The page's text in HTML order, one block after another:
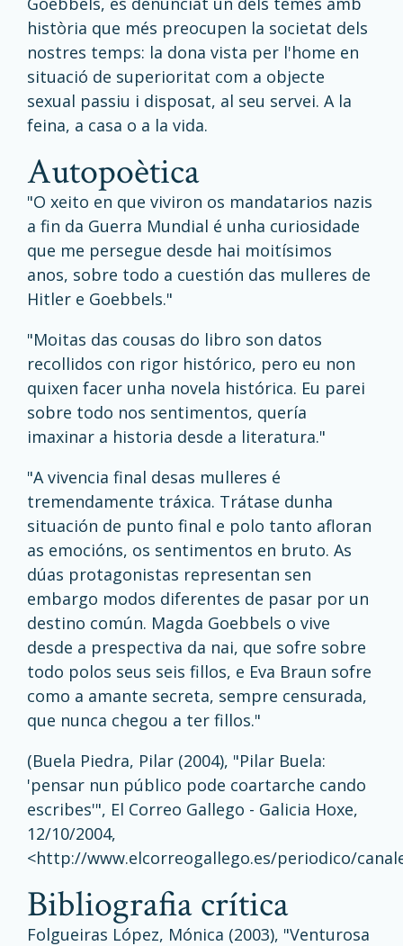
història que més preocupen la societat dels
nostres temps: la dona vista per l'home en
situació de superioritat com a objecte
sexual passiu i disposat, al seu servei. A la
feina, a casa o a la vida.
autopoètica
"O xeito en que viviron os mandatarios nazis
a fin da Guerra Mundial é unha curiosidade
que me persegue desde hai moitísimos
anos, sobre todo a cuestión das mulleres de
Hitler e Goebbels."
"Moitas das cousas do libro son datos
recollidos con rigor histórico, pero eu non
quixen facer unha novela histórica. Eu parei
sobre todo nos sentimentos, quería
imaxinar a historia desde a literatura."
"A vivencia final desas mulleres é
tremendamente tráxica. Trátase dunha
situación de punto final e polo tanto afloran
as emocións, os sentimentos en bruto. As
dúas protagonistas representan sen
embargo modos diferentes de pasar por un
destino común. Magda Goebbels o vive
desde a prespectiva da nai, que sofre sobre
todo polos seus seis fillos, e Eva Braun sofre
como a amante secreta, sempre censurada,
que nunca chegou a ter fillos."
(Buela Piedra, Pilar (2004), "Pilar Buela:
'pensar nun público pode coartarche cando
escribes'", El Correo Gallego - Galicia Hoxe,
12/10/2004,
<http://www.elcorreogallego.es/periodico/
bibliografia crítica
Folgueiras López, Mónica (2003), "Venturosa